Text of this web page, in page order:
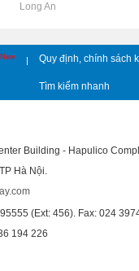
tại Long An
New | Quy định, chính sách
Tìm kiếm nhanh
Building - Hapulico
Hà Nội.
(Ext: 456). Fax: 024
194 226